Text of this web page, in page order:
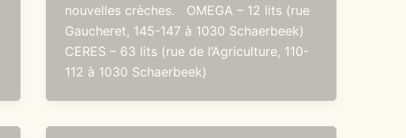
nouvelles crèches. OMEGA – 12 lits (rue
Gaucheret, 145-147 à 1030 Schaerbeek)
CERES – 63 lits (rue de l’Agriculture, 110-
112 à 1030 Schaerbeek)